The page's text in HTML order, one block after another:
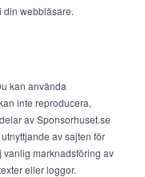
din webbläsare.
kan använda
inte reproducera,
av Sponsorhuset.se
av sajten för
vanlig marknadsföring av
eller loggor.